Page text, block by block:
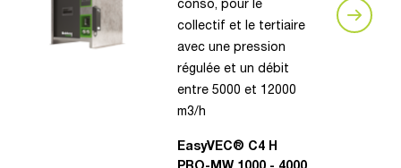
conso, pour le
collectif et le tertiaire
avec une pression
régulée et un débit
entre 5000 et 12000
m3/h
EasyVEC® C4 H